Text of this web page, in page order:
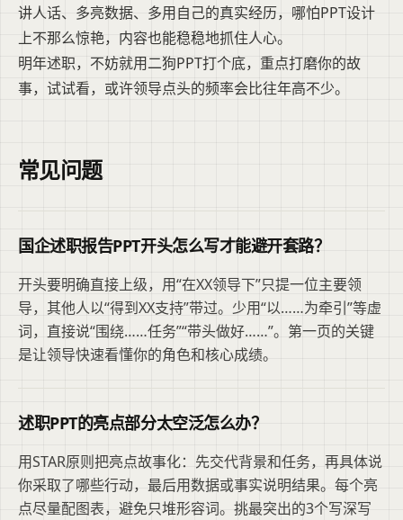
讲人话、多亮数据、多用自己的真实经历，哪怕PPT设计
上不那么惊艳，内容也能稳稳地抓住人心。
明年述职，不妨就用二狗PPT打个底，重点打磨你的故
事，试试看，或许领导点头的频率会比往年高不少。
常见问题
国企述职报告PPT开头怎么写才能避开套路？
开头要明确直接上级，用“在XX领导下”只提一位主要领
导，其他人以“得到XX支持”带过。少用“以……为牵引”等虚
词，直接说“围绕……任务”“带头做好……”。第一页的关键
是让领导快速看懂你的角色和核心成绩。
述职PPT的亮点部分太空泛怎么办？
用STAR原则把亮点故事化：先交代背景和任务，再具体说
你采取了哪些行动，最后用数据或事实说明结果。每个亮
点尽量配图表，避免只堆形容词。挑最突出的3个写深写